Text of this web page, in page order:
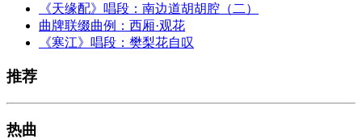
《天缘配》唱段：南边道胡胡腔（二）
曲牌联缀曲例：西厢·观花
《寒江》唱段：樊梨花自叹
推荐
热曲